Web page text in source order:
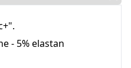
- 5% elastan